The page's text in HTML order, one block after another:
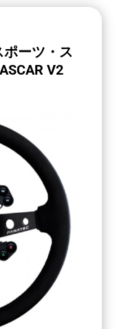
ーツ・ス
V2